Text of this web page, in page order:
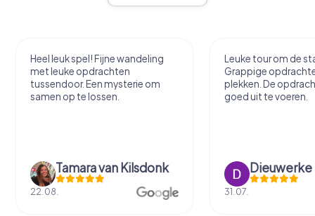
Heel leuk spel! Fijne wandeling
met leuke opdrachten
tussendoor. Een mysterie om
samen op te lossen.
Tamara van Kilsdonk
22.08.
Leuke tour om de
Grappige
plekken. De
goed uit te voeren.
31.07.